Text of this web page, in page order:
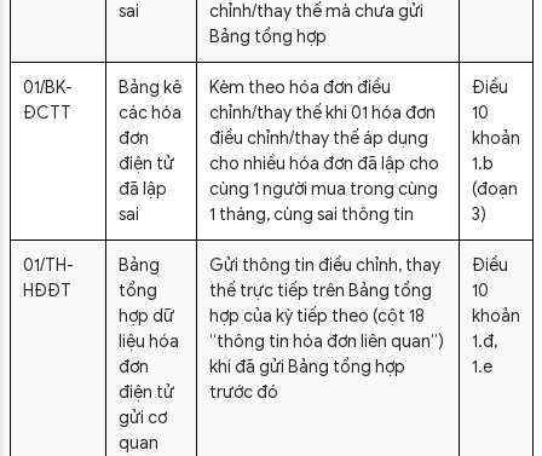
sai
chỉnh/thay thế mà chưa gửi
Bảng tổng hợp
01/BK-
ĐCTT
Bảng kê
các hóa
đơn
điện tử
đã lập
sai
Kèm theo hóa đơn điều
chỉnh/thay thế khi 01 hóa đơn
điều chỉnh/thay thế áp dụng
cho nhiều hóa đơn đã lập cho
cùng 1 người mua trong cùng
1 tháng, cùng sai thông tin
Điều
10
khoản
1.b
(đoạn
3)
01/TH-
HĐĐT
Bảng
tổng
hợp dữ
liệu hóa
đơn
điện tử
gửi cơ
quan
Gửi thông tin điều chỉnh, thay
thế trực tiếp trên Bảng tổng
hợp của kỳ tiếp theo (cột 18
“thông tin hóa đơn liên quan”)
khi đã gửi Bảng tổng hợp
trước đó
Điều
10
khoản
1.đ,
1.e